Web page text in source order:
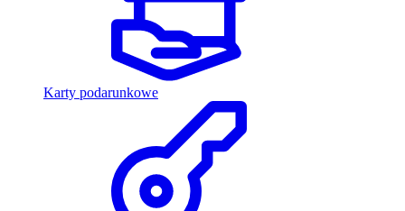
Karty podarunkowe